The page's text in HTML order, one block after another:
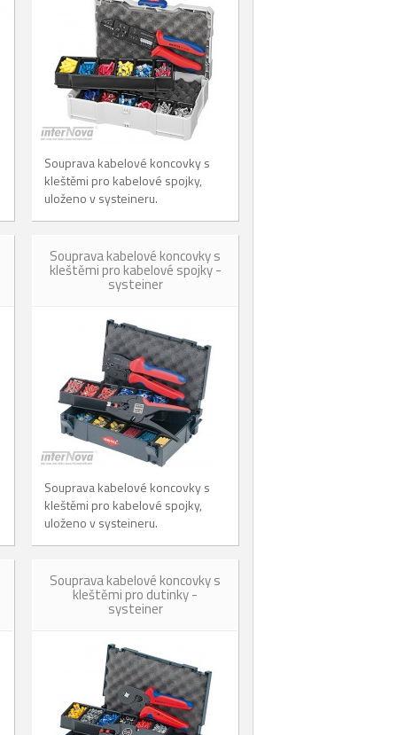
Souprava kabelové koncovky s
kleštěmi pro kabelové spojky,
uloženo v systeineru.
Souprava kabelové koncovky s
kleštěmi pro kabelové spojky -
systeiner
Souprava kabelové koncovky s
kleštěmi pro kabelové spojky,
uloženo v systeineru.
Souprava kabelové koncovky s
kleštěmi pro dutinky -
systeiner